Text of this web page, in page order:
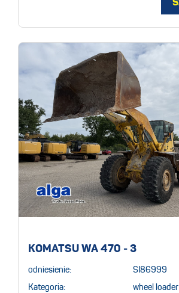
KOMATSU WA 470 - 3
odniesienie: SI86999
Kategoria: wheel loader